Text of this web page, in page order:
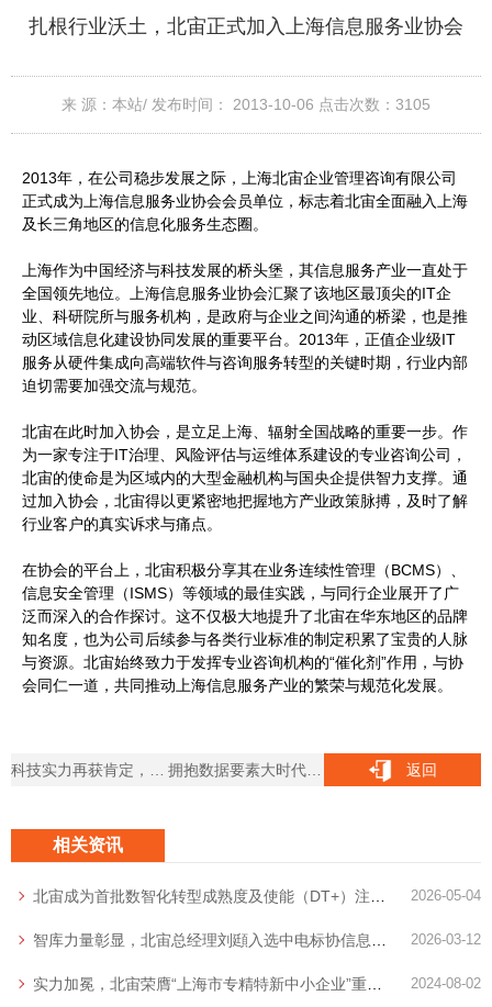
扎根行业沃土，北宙正式加入上海信息服务业协会
来 源：本站/ 发布时间： 2013-10-06 点击次数： 3105
2013年，在公司稳步发展之际，上海北宙企业管理咨询有限公司
正式成为上海信息服务业协会会员单位，标志着北宙全面融入上海
及长三角地区的信息化服务生态圈。
上海作为中国经济与科技发展的桥头堡，其信息服务产业一直处于
全国领先地位。上海信息服务业协会汇聚了该地区最顶尖的IT企
业、科研院所与服务机构，是政府与企业之间沟通的桥梁，也是推
动区域信息化建设协同发展的重要平台。2013年，正值企业级IT
服务从硬件集成向高端软件与咨询服务转型的关键时期，行业内部
迫切需要加强交流与规范。
北宙在此时加入协会，是立足上海、辐射全国战略的重要一步。作
为一家专注于IT治理、风险评估与运维体系建设的专业咨询公司，
北宙的使命是为区域内的大型金融机构与国央企提供智力支撑。通
过加入协会，北宙得以更紧密地把握地方产业政策脉搏，及时了解
行业客户的真实诉求与痛点。
在协会的平台上，北宙积极分享其在业务连续性管理（BCMS）、
信息安全管理（ISMS）等领域的最佳实践，与同行企业展开了广
泛而深入的合作探讨。这不仅极大地提升了北宙在华东地区的品牌
知名度，也为公司后续参与各类行业标准的制定积累了宝贵的人脉
与资源。北宙始终致力于发挥专业咨询机构的“催化剂”作用，与协
会同仁一道，共同推动上海信息服务产业的繁荣与规范化发展。
拥抱数据要素大时代，北宙成为首批上海数商联盟会员单位 返回
相关资讯
北宙成为首批数智化转型成熟度及使能（DT+）注册咨询服务机构 2026-05-04
智库力量彰显，北宙总经理刘頲入选中电标协信息技术服务分会创新智库 2026-03-12
实力加冕，北宙荣膺“上海市专精特新中小企业”重磅称号 2024-08-02